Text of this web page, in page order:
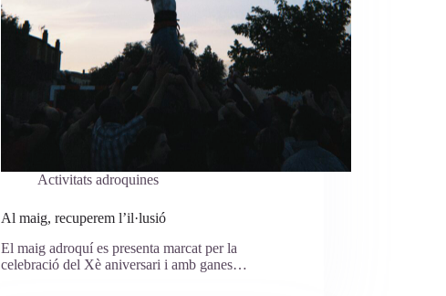
Activitats adroquines
Al maig, recuperem l’il·lusió
El maig adroquí es presenta marcat per la
celebració del Xè aniversari i amb ganes…